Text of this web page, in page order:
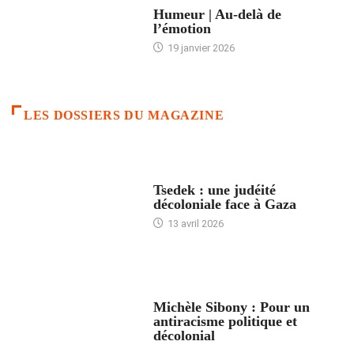
Humeur | Au-delà de
l’émotion
19 janvier 2026
LES DOSSIERS DU MAGAZINE
Tsedek : une judéité
décoloniale face à Gaza
13 avril 2026
Michèle Sibony : Pour un
antiracisme politique et
décolonial